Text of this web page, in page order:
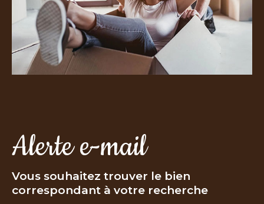
Alerte e-mail
Vous souhaitez trouver le bien
correspondant à votre recherche